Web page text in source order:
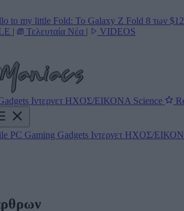
to my little Fold: Το Galaxy Z Fold 8 των
| Τελευταία Νέα | VIDEOS
Ιντερνετ ΗΧΟΣ/ΕΙΚΟΝΑ Science
PC Gaming Gadgets Ιντερνετ ΗΧΟΣ/